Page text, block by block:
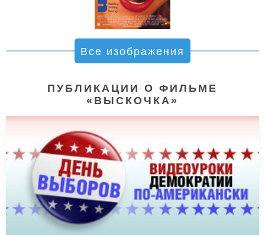
Все изображения
ПУБЛИКАЦИИ О ФИЛЬМЕ
«ВЫСКОЧКА»